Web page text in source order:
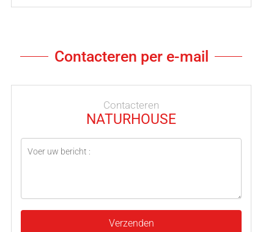
Contacteren per e-mail
Contacteren
NATURHOUSE
Verzenden